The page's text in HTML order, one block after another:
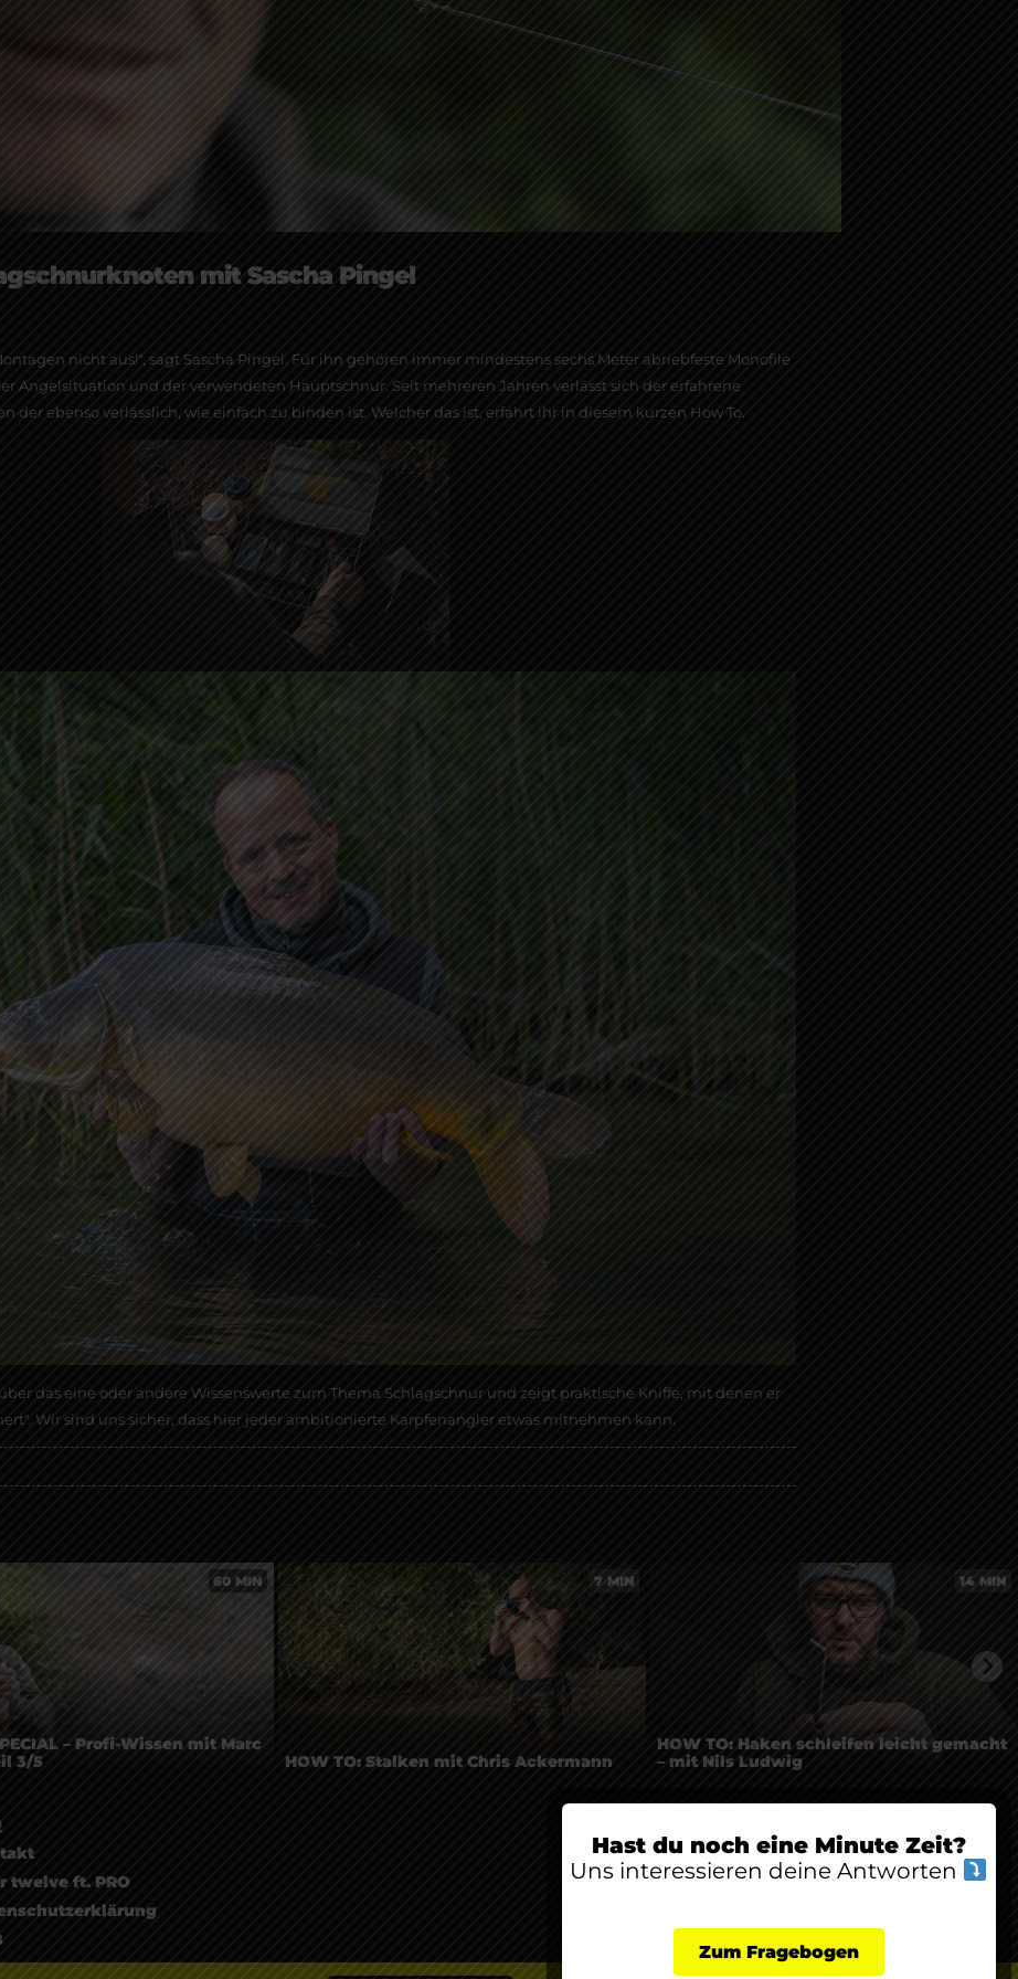
mit Sascha Pingel
nicht aus!", sagt Sascha Pingel. Für ihn gehören immer mindestens sechs Meter abriebfeste Monofile
Angelsituation und der verwendeten Hauptschnur. Seit mehreren Jahren verlässt sich der erfahrene
der ebenso verlässlich, wie einfach zu binden ist. Welcher das ist, erfahrt ihr in diesem kurzen How To.
das eine oder andere Wissenswerte zum Thema Schlagschnur und zeigt praktische Kniffe, mit denen er
Wir sind uns sicher, dass hier jeder ambitionierte Karpfenangler etwas mitnehmen kann.
60 MIN
– Profi-Wissen mit Marc
3/5
7 MIN
HOW TO: Stalken mit Chris Ackermann
14 MIN
HOW TO: Haken schleifen leicht gemacht
– mit Nils Ludwig
twelve ft. PRO
Hast du noch eine Minute Zeit?
Uns interessieren deine Antworten
Zum Fragebogen